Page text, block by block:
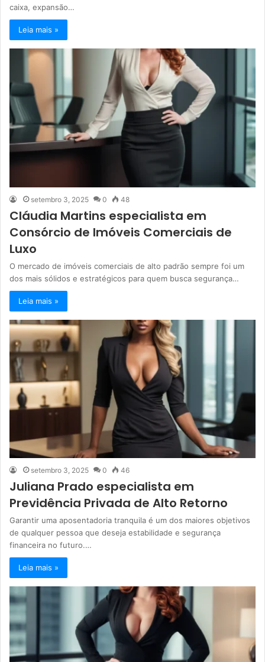
caixa, expansão…
Leia mais »
setembro 3, 2025 0 48
Cláudia Martins especialista em
Consórcio de Imóveis Comerciais de
Luxo
O mercado de imóveis comerciais de alto padrão sempre foi um
dos mais sólidos e estratégicos para quem busca segurança…
Leia mais »
setembro 3, 2025 0 46
Juliana Prado especialista em
Previdência Privada de Alto Retorno
Garantir uma aposentadoria tranquila é um dos maiores objetivos
de qualquer pessoa que deseja estabilidade e segurança
financeira no futuro.…
Leia mais »